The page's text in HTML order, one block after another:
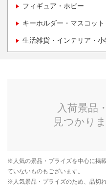
フィギュア・ホビー
キーホルダー・マスコッ
生活雑貨・インテリア・小